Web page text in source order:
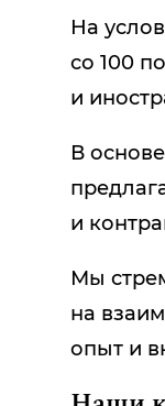
На
со 100
и
В
и
Мы
на
опыт и